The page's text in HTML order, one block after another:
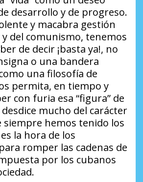
desarrollo y de progreso.
y macabra gestión
del comunismo, tenemos
de decir ¡basta ya!, no
o una bandera
una filosofía de
permita, en tiempo y
con furia esa “figura” de
mucho del carácter
hemos tenido los
la hora de los
romper las cadenas de
por los cubanos